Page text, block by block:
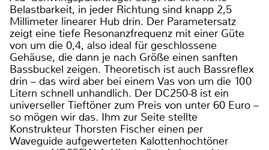
Belastbarkeit, in jeder Richtung sind knapp 2,5
Millimeter linearer Hub drin. Der Parametersatz
zeigt eine tiefe Resonanzfrequenz mit einer Güte
von um die 0,4, also ideal für geschlossene
Gehäuse, die dann je nach Größe einen sanften
Bassbuckel zeigen. Theoretisch ist auch Bassreflex
drin – das wird aber bei einem Vas von um die 100
Litern schnell unhandlich. Der DC250-8 ist ein
universeller Tieftöner zum Preis von unter 60 Euro –
so mögen wir das. Ihm zur Seite stellte
Konstrukteur Thorsten Fischer einen per
Waveguide aufgewerteten Kalottenhochtöner